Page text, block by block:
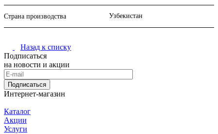
Страна производства Узбекистан
Назад к списку
Подписаться
на новости и акции
Подписаться
Интернет-магазин
Каталог
Акции
Услуги